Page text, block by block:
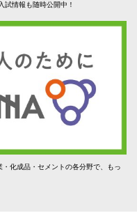
試情報も随時公開中！
化成品・セメントの各分野で、もっ